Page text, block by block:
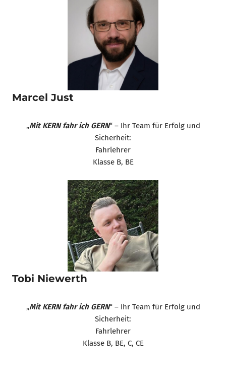
Marcel Just
„Mit KERN fahr ich GERN“ – Ihr Team für Erfolg und
Sicherheit:
Fahrlehrer
Klasse B, BE
Tobi Niewerth
„Mit KERN fahr ich GERN“ – Ihr Team für Erfolg und
Sicherheit:
Fahrlehrer
Klasse B, BE, C, CE